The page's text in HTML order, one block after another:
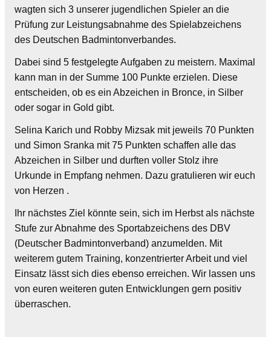
wagten sich 3 unserer jugendlichen Spieler an die
Prüfung zur Leistungsabnahme des Spielabzeichens
des Deutschen Badmintonverbandes.
Dabei sind 5 festgelegte Aufgaben zu meistern. Maximal
kann man in der Summe 100 Punkte erzielen. Diese
entscheiden, ob es ein Abzeichen in Bronce, in Silber
oder sogar in Gold gibt.
Selina Karich und Robby Mizsak mit jeweils 70 Punkten
und Simon Sranka mit 75 Punkten schaffen alle das
Abzeichen in Silber und durften voller Stolz ihre
Urkunde in Empfang nehmen. Dazu gratulieren wir euch
von Herzen .
Ihr nächstes Ziel könnte sein, sich im Herbst als nächste
Stufe zur Abnahme des Sportabzeichens des DBV
(Deutscher Badmintonverband) anzumelden. Mit
weiterem gutem Training, konzentrierter Arbeit und viel
Einsatz lässt sich dies ebenso erreichen. Wir lassen uns
von euren weiteren guten Entwicklungen gern positiv
überraschen.